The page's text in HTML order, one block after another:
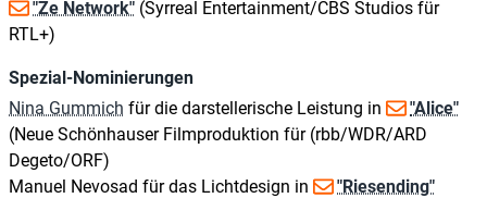
"Ze Network" (Syrreal Entertainment/CBS Studios für
RTL+)
Spezial-Nominierungen
Nina Gummich für die darstellerische Leistung in
"Alice"
(Neue Schönhauser Filmproduktion für (rbb/WDR/ARD
Degeto/ORF)
Manuel Nevosad für das Lichtdesign in
"Riesending"